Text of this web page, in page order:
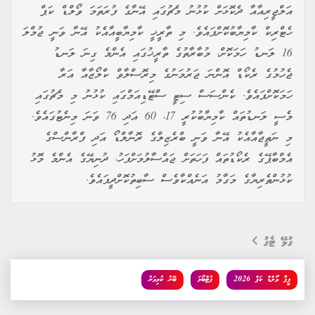
އަލްޖީރިއާއާ ދެކޮޅަށް ކުޅުނު މެޗުގައި އޭނާގެ ފުރަތަމަ ވޯލްޑް ކަޕް
ހެޓްރިކް ކާމިޔާބުކޮށްފައެވެ. މި ތާރީޚީ ކާމިޔާބީއާއެކު އޭނާ ވަނީ ޖުމްލަ
16 ލަނޑު ހަމަކޮށް، މުބާރާތުގެ ތާރީޚުގައި އެންމެ ގިނަ ލަނޑު
ޖެހުމުގެ ރެކޯޑް އޮންނަ ޖަރުމަނުގެ މިރޮސްލާވް ކްލޯޒާއާ އަރާ
ހަމަކޮށްފައެވެ. ކެންސަސް ސިޓީ ސްޓޭޑިއަމްގައި ކުޅުނު މި މެޗުގައި
މެސީ ލަނޑުތައް ކާމިޔާބުކުރީ 17، 60 އަދި 76 ވަނަ މިނެޓުގައެވެ.
މި ނަތީޖާއާއެކު އޭނާ ވަނީ ބްރެޒިލްގެ ރޮނާލްޑޯ އަދި ފްރާންސްގެ
އެމްބާޕޭގެ ރެކޯޑުތައް ފަހަތަށް ޖައްސާލުމަށްފަހު، ދުނިޔޭގެ އެންމެ މޮޅު
ކުޅުންތެރިޔާގެ މަގާމު އަނެއްކާވެސް ސާބިތުކޮށްދީފައެވެ.
ގުޅޭ ޓެގު
ބޭރު ކުޅިވަރު ފުޓްބޯޅަ ފީފާ ވޯލްޑް ކަޕް 2026